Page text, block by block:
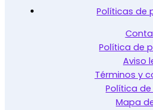
Políticas de
Política de
Aviso
Términos y
Política
Mapa